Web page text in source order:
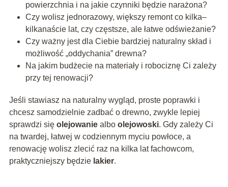
powierzchnia i na jakie czynniki będzie narażona?
Czy wolisz jednorazowy, większy remont co kilka–
kilkanaście lat, czy częstsze, ale łatwe odświeżanie?
Czy ważny jest dla Ciebie bardziej naturalny skład i
możliwość „oddychania” drewna?
Na jakim budżecie na materiały i robociznę Ci zależy
przy tej renowacji?
Jeśli stawiasz na naturalny wygląd, proste poprawki i
chcesz samodzielnie zadbać o drewno, zwykle lepiej
sprawdzi się olejowaniealbo olejowoski. Gdy zależy Ci
na twardej, łatwej w codziennym myciu powłoce, a
renowację wolisz zlecić raz na kilka lat fachowcom,
praktyczniejszy będzie lakier.